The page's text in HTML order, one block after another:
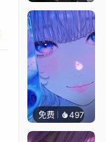
免费 497辰东